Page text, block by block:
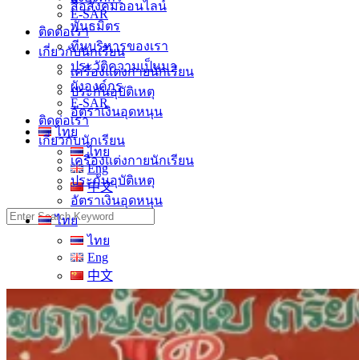
สื่อสังคมออนไลน์
พันธมิตร
ทีมบริหารของเรา
ประวัติความเป็นมา
ผังองค์กร
E-SAR
ติดต่อเรา
เกี่ยวกับนักเรียน
เครื่องแต่งกายนักเรียน
ประกันอุบัติเหตุ
อัตราเงินอุดหนุน
ไทย
ไทย
Eng
中文
E-SAR
ติดต่อเรา
เกี่ยวกับนักเรียน
เครื่องแต่งกายนักเรียน
ประกันอุบัติเหตุ
อัตราเงินอุดหนุน
ไทย
ไทย
Eng
中文
Search
for: